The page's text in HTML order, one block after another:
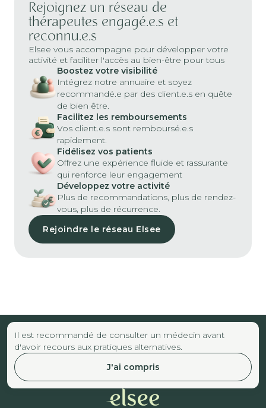
Rejoignez un réseau de
thérapeutes engagé.e.s et
reconnu.e.s
Elsee vous accompagne pour développer votre
activité et faciliter l'accès au bien-être pour tous
Boostez votre visibilité
Intégrez notre annuaire et soyez
recommandé.e par des client.e.s en quête
de bien être.
Facilitez les remboursements
Vos client.e.s sont remboursé.e.s
rapidement.
Fidélisez vos patients
Offrez une expérience fluide et rassurante
qui renforce leur engagement
Développez votre activité
Plus de recommandations, plus de rendez-
vous, plus de récurrence.
Rejoindre le réseau Elsee
Il est recommandé de consulter un médecin avant
d'avoir recours aux pratiques alternatives.
J'ai compris